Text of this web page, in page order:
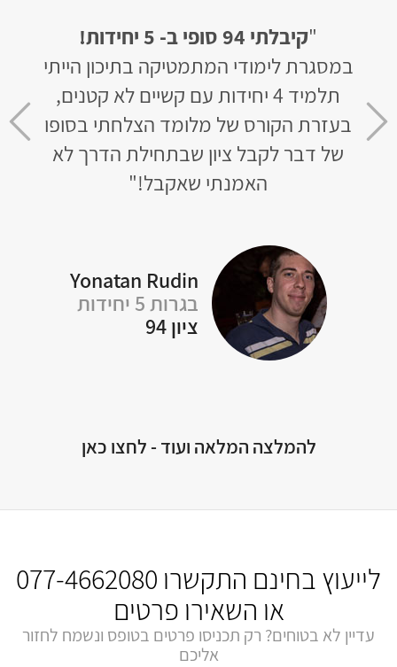
"קיבלתי 94 סופי ב- 5 יחידות!
במסגרת לימודי המתמטיקה בתיכון הייתי
תלמיד 4 יחידות עם קשיים לא קטנים,
בעזרת הקורס של מלומד הצלחתי בסופו
של דבר לקבל ציון שבתחילת הדרך לא
האמנתי שאקבל!"
Yonatan Rudin
בגרות 5 יחידות
ציון 94
למידה קיבלתי 93
להמלצה המלאה ועוד - לחצו כאן
לייעוץ בחינם התקשרו 077-4662080
או השאירו פרטים
עדיין לא בטוחים? רק תכניסו פרטים בטופס ונשמח לחזור
אליכם